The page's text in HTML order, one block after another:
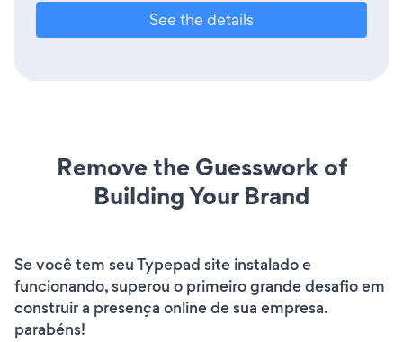
See the details
Remove the Guesswork of
Building Your Brand
Se você tem seu Typepad site instalado e
funcionando, superou o primeiro grande desafio em
construir a presença online de sua empresa.
parabéns!